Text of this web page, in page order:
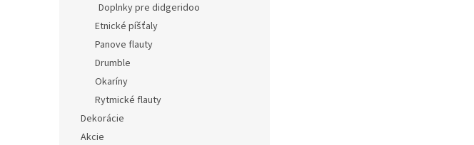
Doplnky pre didgeridoo
Etnické píšťaly
Panove flauty
Drumble
Okaríny
Rytmické flauty
Dekorácie
Akcie